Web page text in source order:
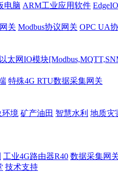
电脑 ARM工业应用软件
关 Modbus协议网关 OPC UA
太网IO模块
特殊4G RTU数据采集网关
环境 矿产油田 智慧水利 地质灾
工业4G路由器R40 数据采集网
技术支持